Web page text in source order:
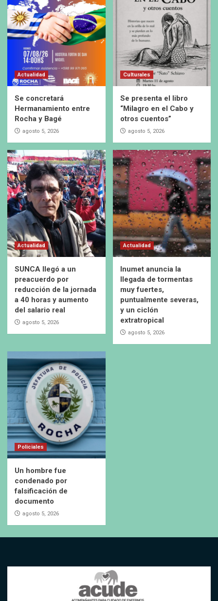
Actualidad
Se concretará
Hermanamiento entre
Rocha y Bagé
agosto 5, 2026
Culturales
Se presenta el libro
“Milagro en el Cabo y
otros cuentos”
agosto 5, 2026
Actualidad
SUNCA llegó a un
preacuerdo por
reducción de la jornada
a 40 horas y aumento
del salario real
agosto 5, 2026
Actualidad
Inumet anuncia la
llegada de tormentas
muy fuertes,
puntualmente severas,
y un ciclón
extratropical
agosto 5, 2026
Policiales
Un hombre fue
condenado por
falsificación de
documento
agosto 5, 2026